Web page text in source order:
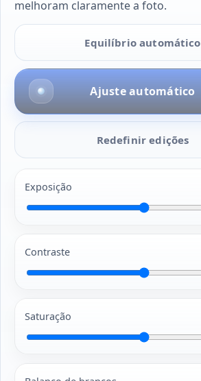
melhoram claramente a foto.
Equilíbrio automático
Ajuste automático
Redefinir edições
Exposição
Contraste
Saturação